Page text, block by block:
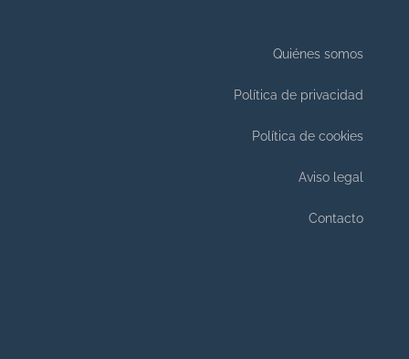
Quiénes somos
Política de privacidad
Política de cookies
Aviso legal
Contacto